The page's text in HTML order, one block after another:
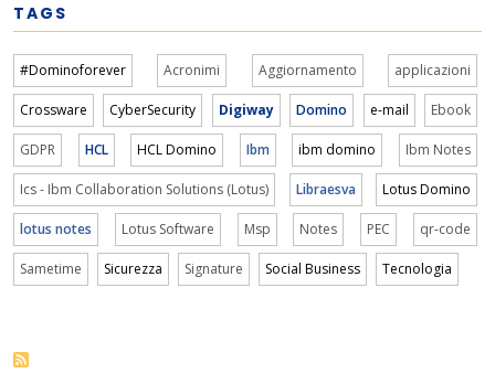
TAGS
#Dominoforever Acronimi Aggiornamento applicazioni
Crossware CyberSecurity Digiway Domino e-mail Ebook
GDPR HCL HCL Domino Ibm ibm domino Ibm Notes
Ics - Ibm Collaboration Solutions (Lotus) Libraesva Lotus Domino
lotus notes Lotus Software Msp Notes PEC qr-code
Sametime Sicurezza Signature Social Business Tecnologia